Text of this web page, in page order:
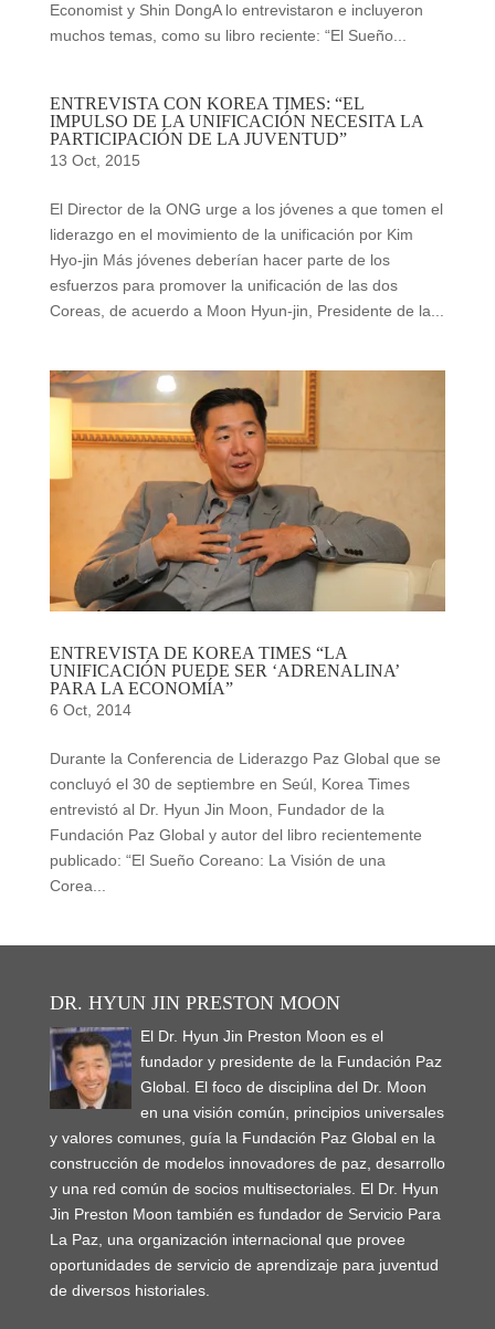
Economist y Shin DongA lo entrevistaron e incluyeron
muchos temas, como su libro reciente: “El Sueño...
ENTREVISTA CON KOREA TIMES: “EL
IMPULSO DE LA UNIFICACIÓN NECESITA LA
PARTICIPACIÓN DE LA JUVENTUD”
13 Oct, 2015
El Director de la ONG urge a los jóvenes a que tomen el
liderazgo en el movimiento de la unificación por Kim
Hyo-jin Más jóvenes deberían hacer parte de los
esfuerzos para promover la unificación de las dos
Coreas, de acuerdo a Moon Hyun-jin, Presidente de la...
ENTREVISTA DE KOREA TIMES “LA
UNIFICACIÓN PUEDE SER ‘ADRENALINA’
PARA LA ECONOMÍA”
6 Oct, 2014
Durante la Conferencia de Liderazgo Paz Global que se
concluyó el 30 de septiembre en Seúl, Korea Times
entrevistó al Dr. Hyun Jin Moon, Fundador de la
Fundación Paz Global y autor del libro recientemente
publicado: “El Sueño Coreano: La Visión de una
Corea...
DR. HYUN JIN PRESTON MOON
El Dr. Hyun Jin Preston Moon es el
fundador y presidente de la Fundación Paz
Global. El foco de disciplina del Dr. Moon
en una visión común, principios universales
y valores comunes, guía la Fundación Paz Global en la
construcción de modelos innovadores de paz, desarrollo
y una red común de socios multisectoriales. El Dr. Hyun
Jin Preston Moon también es fundador de Servicio Para
La Paz, una organización internacional que provee
oportunidades de servicio de aprendizaje para juventud
de diversos historiales.